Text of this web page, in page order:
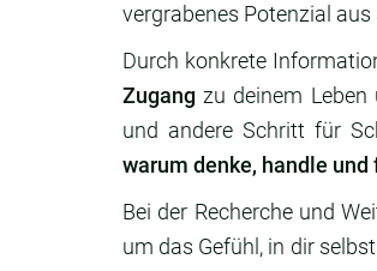
vergrabenes Potenzial
Durch konkrete
Zugang zu deinem
und andere Schritt für
warum denke, handle
Bei der Recherche und
um das Gefühl, in dir